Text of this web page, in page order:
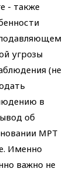
- также
угрозы
(не
в
об
МРТ
Именно
важно не